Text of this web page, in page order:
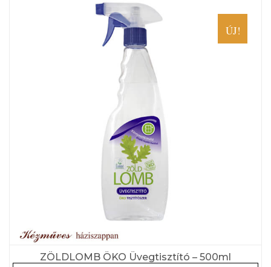
ÚJ!
ZÖLDLOMB ÖKO Üvegtisztító – 500ml